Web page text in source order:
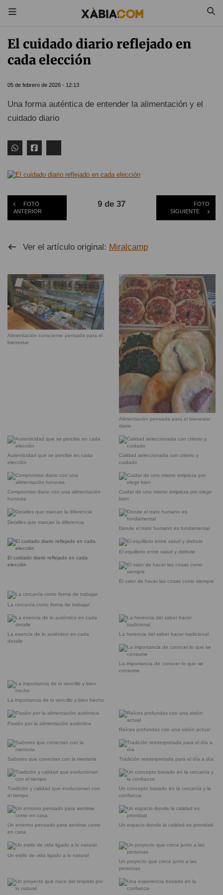
El cuidado diario reflejado en
cada elección
05 de febrero de 2026 - 12:13
Una forma auténtica de entender la alimentación y el
cuidado diario
FOTO
ANTERIOR
9 de 37
FOTO
SIGUIENTE
Ver el artículo original: Miralcamp
Alimentación consciente pensada para el
bienestar
Alimentación pensada para el bienestar
diario
Autenticidad que se percibe en cada
elección
Calidad seleccionada con criterio y
cuidado
Compromiso diario con una alimentación
honesta
Cuidar de uno mismo empieza por elegir
bien
Detalles que marcan la diferencia
Donde el trato humano es fundamental
El cuidado diario reflejado en cada
elección
El equilibrio entre salud y disfrute
El valor de hacer las cosas como siempre
La cercanía como forma de trabajar
La esencia de lo auténtico en cada
detalle
La herencia del saber hacer tradicional
La importancia de conocer lo que se
consume
La importancia de lo sencillo y bien hecho
Pasión por la alimentación auténtica
Raíces profundas con una visión actual
Sabores que conectan con la memoria Tradición reinterpretada para el día a día
Tradición y calidad que evolucionan con
el tiempo
Un concepto basado en la cercanía y la
confianza
Un entorno pensado para sentirse como
en casa
Un espacio donde la calidad es prioridad
Un estilo de vida ligado a lo natural
Un proyecto que crece junto a las
personas